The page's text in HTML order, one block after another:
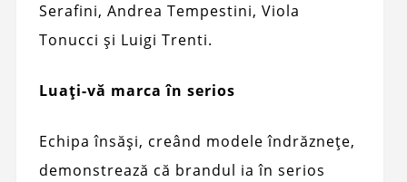
Serafini, Andrea Tempestini, Viola
Tonucci și Luigi Trenti.
Luați-vă marca în serios
Echipa însăși, creând modele îndrăznețe,
demonstrează că brandul ia în serios